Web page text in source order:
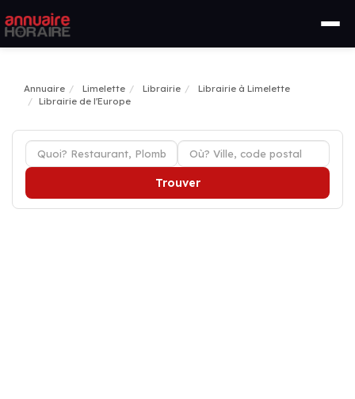
Annuaire Limelette Librairie
Librairie à Limelette
Librairie de l'Europe
Trouver